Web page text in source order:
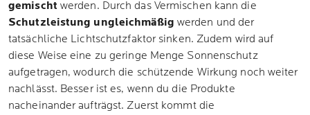
gemischt werden. Durch das Vermischen kann die
Schutzleistung ungleichmäßig werden und der
tatsächliche Lichtschutzfaktor sinken. Zudem wird auf
diese Weise eine zu geringe Menge Sonnenschutz
aufgetragen, wodurch die schützende Wirkung noch weiter
nachlässt. Besser ist es, wenn du die Produkte
nacheinander aufträgst. Zuerst kommt die